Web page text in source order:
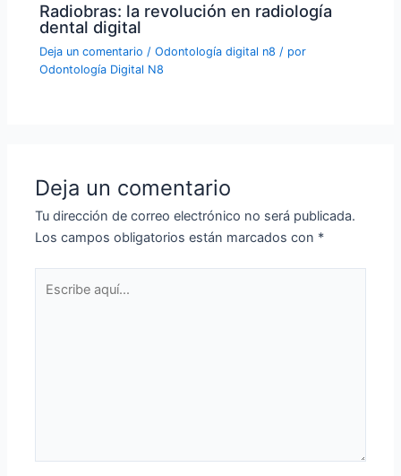
Radiobras: la revolución en radiología
dental digital
Deja un comentario /Odontología digital n8 / por
Odontología Digital N8
Deja un comentario
Tu dirección de correo electrónico no será publicada.
Los campos obligatorios están marcados con *
aquí...